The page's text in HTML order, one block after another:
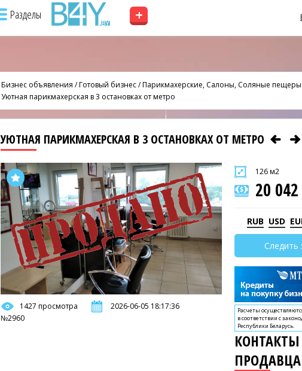
Разделы +
Бизнес объявления /Готовый бизнес/Парикмахерские, Салоны, Соляные пещеры
Уютная парикмахерская в 3 остановках от метро
УЮТНАЯ ПАРИКМАХЕРСКАЯ В 3 ОСТАНОВКАХ ОТ МЕТРО
1427 просмотра
2026-06-05 18:17:36
№2960
126 м2
20
RUB USD
Следить
Расчеты
в соответствии с
Республики Беларусь.
КОНТАКТЫ
ПРОДАВЦА